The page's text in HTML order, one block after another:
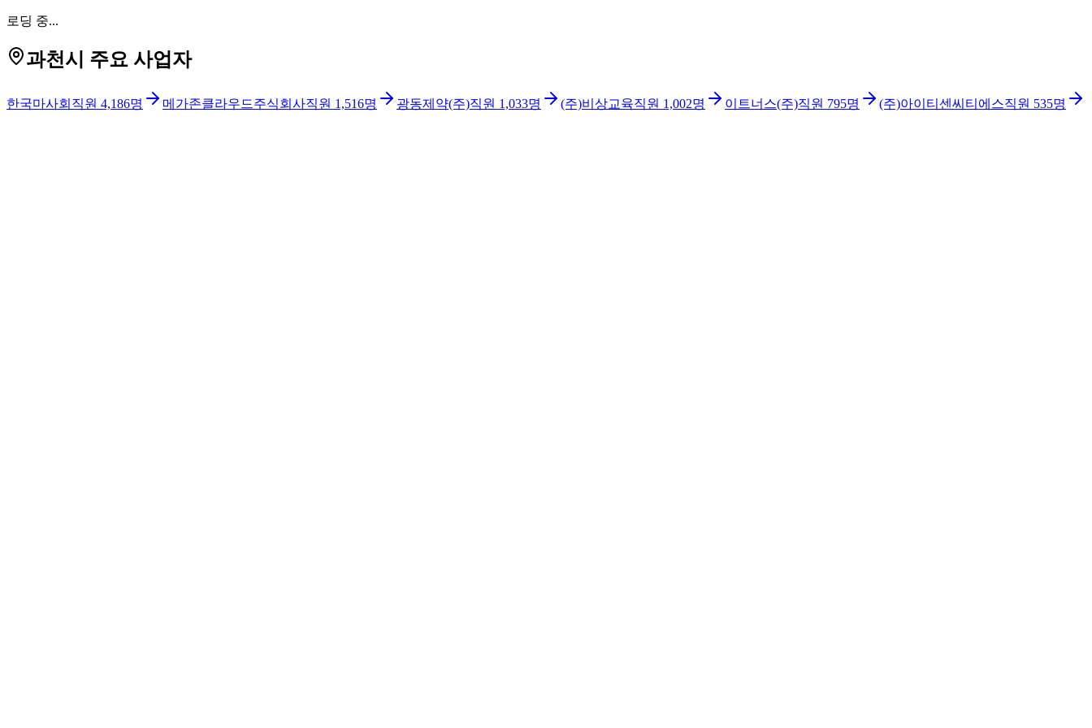
로딩 중...
과천시 주요 사업자
한국마사회 직원 4,186명 메가존클라우드주식회사직원 1,516명 광동제약(주)직원 1,033명 (주)비상교육직원 1,002명 이트너스(주)직원 795명 (주)아이티센씨티에스직원 535명